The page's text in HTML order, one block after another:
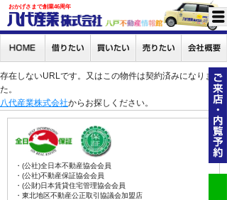
おかげさまで創業46周年
存在しないURLです。又はこの物件は契約済みになりまし
た。
八代産業株式会社からお探しください。
・(公社)全日本不動産協会会員
・(公社)不動産保証協会会員
・(公財)日本賃貸住宅管理協会会員
・東北地区不動産公正取引協議会加盟店